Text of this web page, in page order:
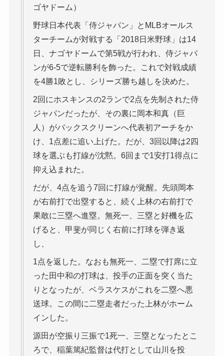
ゴヤドーム）
野球日本代表「侍ジャパン」とMLBオールス
ターチームが対戦する「2018日米野球」は14
日、ナゴヤドームで第5戦が行われ、侍ジャパ
ンが6-5で逆転勝利を飾った。これで対戦成績
を4勝1敗とし、シリーズ勝ち越しを決めた。
2回にホスキンスの2ランで2点を先制された侍
ジャパンだったが、その裏に岡本和真（巨
人）がバックスクリーンへ代表初アーチをか
け、1点差に追い上げた。だが、3回以降は2四
球を選ぶも打線が沈黙。6回まで1安打1得点に
抑え込まれた。
だが、4点を追う7回に打線が覚醒。先頭岡本
が右前打で出塁すると、続く上林の右前打で
果敢に三塁へ進塁。無死一、三塁と好機を広
げると、甲斐が同じく右前に打球を弾き返
し、
1点を返した。なおも無死一、二塁で打席に立
った田中和の打球は、投手の正面を突く当た
りとなったが、ベラスケスがこれを二塁へ悪
送球。この間に二塁走者だった上林がホーム
インした。
源田が空振り三振で1死一、三塁となったとこ
ろで、稲葉篤紀監督は代打として山川を投